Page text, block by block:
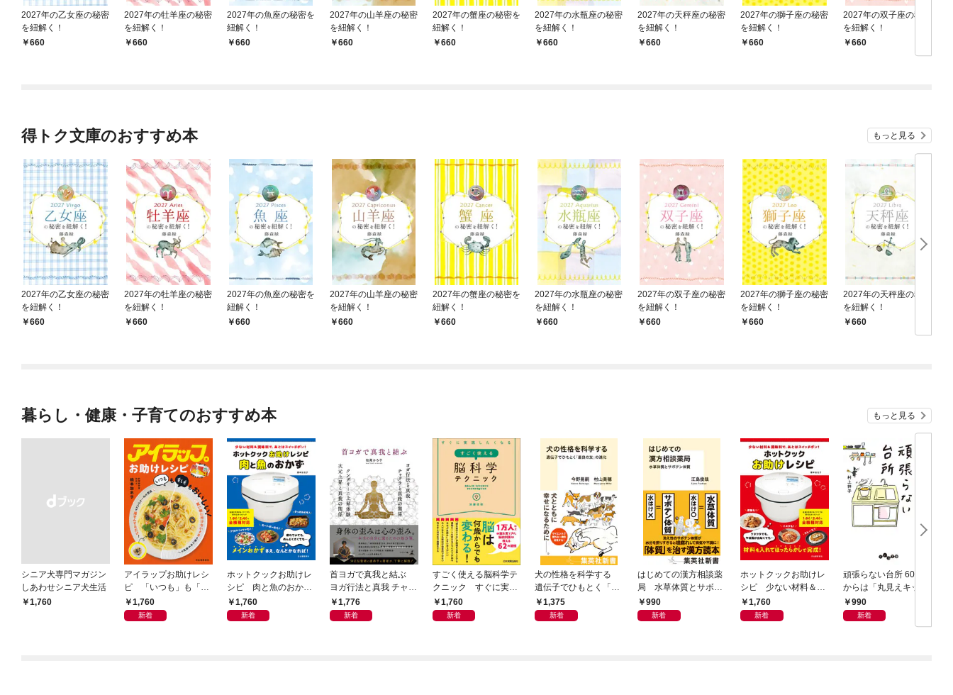
2027年の乙女座の秘密
を紐解く！
660
2027年の牡羊座の秘密
を紐解く！
660
2027年の魚座の秘密を
紐解く！
660
2027年の山羊座の秘密
を紐解く！
660
2027年の蟹座の秘密を
紐解く！
660
2027年の水瓶座の秘密
を紐解く！
660
2027年の天秤座の秘密
を紐解く！
660
2027年の獅子座の秘密
を紐解く！
660
2027年の双子座の秘密
を紐解く！
660
得トク文庫のおすすめ本 もっと見る
2027年の乙女座の秘密
を紐解く！
660
2027年の牡羊座の秘密
を紐解く！
660
2027年の魚座の秘密を
紐解く！
660
2027年の山羊座の秘密
を紐解く！
660
2027年の蟹座の秘密を
紐解く！
660
2027年の水瓶座の秘密
を紐解く！
660
2027年の双子座の秘密
を紐解く！
660
2027年の獅子座の秘密
を紐解く！
660
2027年の天秤座の秘密
を紐解く！
660
暮らし・健康・子育てのおすすめ本 もっと見る
シニア犬専門マガジン
しあわせシニア犬生活
￥1,760
アイラップお助けレシ
ピ 「いつも」も「も
しも」もおいしい！
1,760
新着
ホットクックお助けレ
シピ 肉と魚のおか
ず 少ない材料＆調味
料で、あとはスイッチ
1,760
新着
首ヨガで真我と結ぶ
ヨガ行法と真我 チャク
ラと真我の関係 クンダ
リーニ上昇体験 次元上
1,776
新着
すごく使える脳科学テ
クニック すぐに実践
したくなる
1,760
新着
犬の性格を科学する
遺伝子でひもとく「最
良の友」の進化
1,375
新着
はじめての漢方相談薬
局 水草体質とサボテ
ン体質
990
新着
ホットクックお助けレ
シピ 少ない材料＆調
味料で、あとはスイッ
チポン！
1,760
新着
頑張らない台所 60歳
からは「丸見えキッチ
ン」でラクしておいし
い
990
新着